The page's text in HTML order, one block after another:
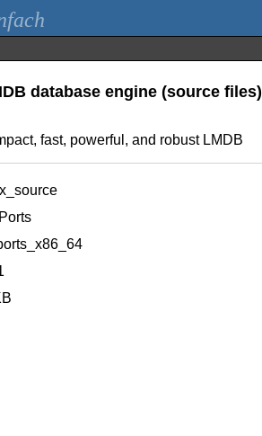
database engine (source files)
fast, powerful, and robust LMDB